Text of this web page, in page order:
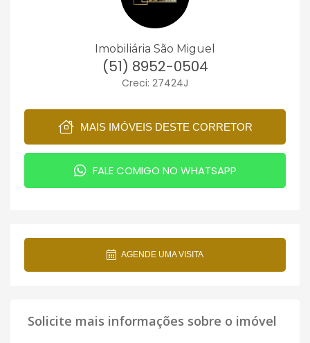
Imobiliária São Miguel
(51) 8952-0504
Creci: 27424J
MAIS IMÓVEIS DESTE CORRETOR
FALE COMIGO NO WHATSAPP
AGENDE UMA VISITA
Solicite mais informações sobre o imóvel